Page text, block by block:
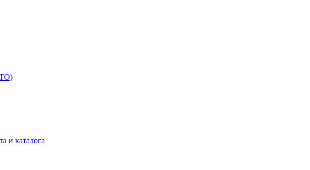
и каталога